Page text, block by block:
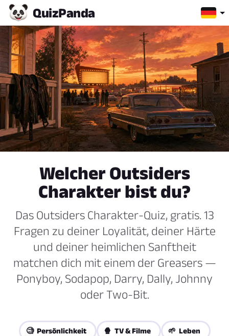
QuizPanda
Welcher Outsiders
Charakter bist du?
Das Outsiders Charakter-Quiz, gratis. 13
Fragen zu deiner Loyalität, deiner Härte
und deiner heimlichen Sanftheit
matchen dich mit einem der Greasers —
Ponyboy, Sodapop, Darry, Dally, Johnny
oder Two-Bit.
🧐 Persönlichkeit 🍿 TV & Filme 🌱 Leben